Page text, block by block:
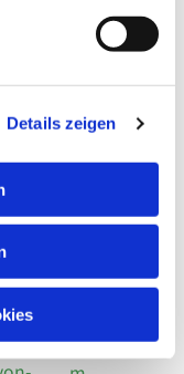
Details zeigen
28
54
Links
Datensch
utz
Social
Impressu